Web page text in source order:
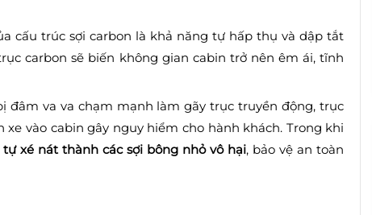
cấu trúc sợi carbon là khả năng tự hấp thụ và dập tắt
carbon sẽ biến không gian cabin trở nên êm ái, tĩnh
đâm va va chạm mạnh làm gãy trục truyền động, trục
vào cabin gây nguy hiểm cho hành khách. Trong khi
tự xé nát thành các sợi bông nhỏ vô hại, bảo vệ an toàn